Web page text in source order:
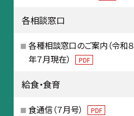
各相談窓口
各種相談窓口のご案内（令和８
年７月現在）
PDF
給食・食育
食通信（７月号） PDF